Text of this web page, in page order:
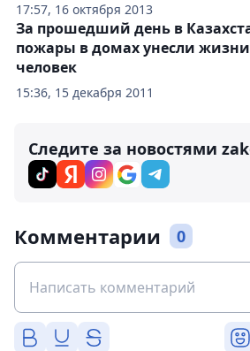
17:57, 16 октября 2013
15:36, 15 декабря 2011
За прошедший день в
пожары в домах унесли жизни
человек
Следите за новостями
Комментарии 0